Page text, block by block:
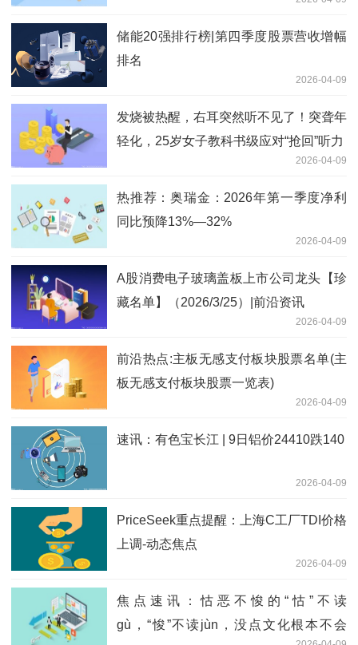
储能20强排行榜|第四季度股票营收增幅
排名
2026-04-09
发烧被热醒，右耳突然听不见了！突聋年
轻化，25岁女子教科书级应对“抢回”听力
2026-04-09
热推荐：奥瑞金：2026年第一季度净利
同比预降13%—32%
2026-04-09
A股消费电子玻璃盖板上市公司龙头【珍
藏名单】（2026/3/25）|前沿资讯
2026-04-09
前沿热点:主板无感支付板块股票名单(主
板无感支付板块股票一览表)
2026-04-09
速讯：有色宝长江 | 9日铝价24410跌140
2026-04-09
PriceSeek重点提醒：上海C工厂TDI价格
上调-动态焦点
2026-04-09
焦点速讯：怙恶不悛的“怙”不读
gù，“悛”不读jùn，没点文化根本不会